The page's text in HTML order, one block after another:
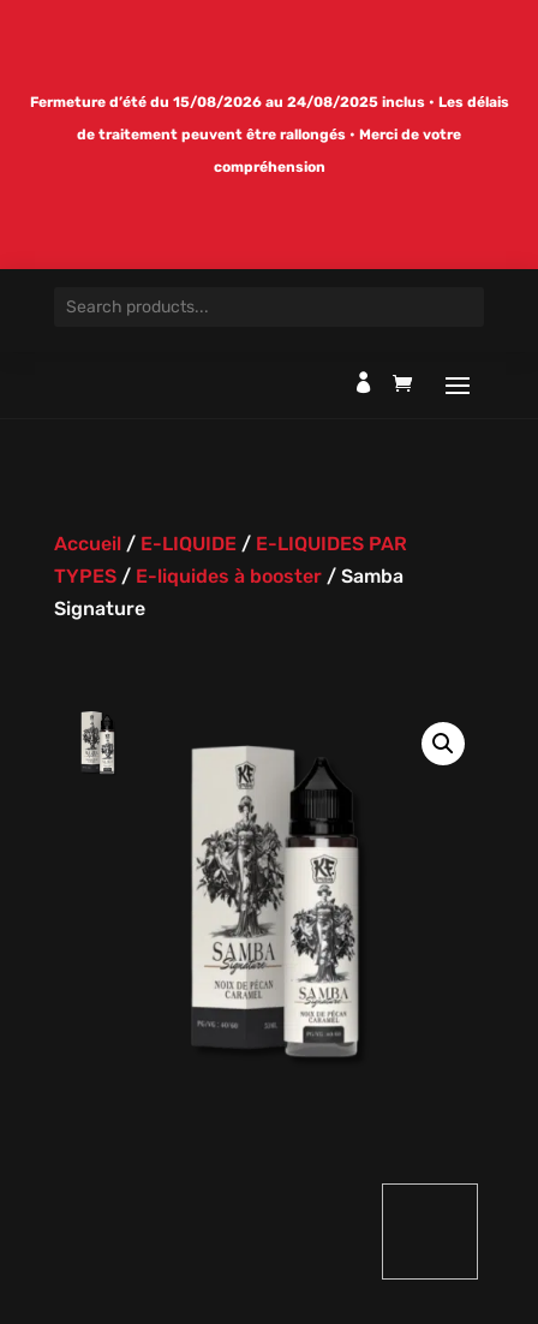
Fermeture d’été du 15/08/2026 au 24/08/2025 inclus • Les délais
de traitement peuvent être rallongés • Merci de votre
compréhension

Accueil/ E-LIQUIDE/ E-LIQUIDES PAR
TYPES/ E-liquides à booster/ Samba
Signature